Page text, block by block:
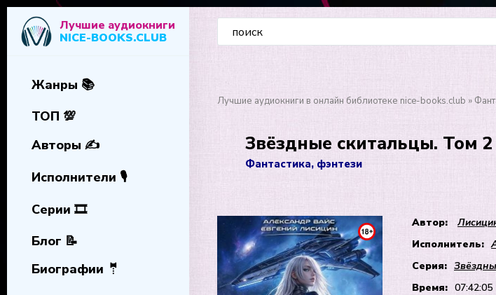
Лучшие аудиокниги
NICE-BOOKS.CLUB
Жанры 📚
ТОП 💯
Авторы ✍️
Исполнители 🎙️
Серии 🎞️
Блог 📝
Биографии 🤵
Лучшие аудиокниги в онлайн библиотеке nice-books.club »
Звёздные скитальцы. Том
Фантастика, фэнтези
Автор:
Исполнитель:
Серия:
Время: 07:42:05